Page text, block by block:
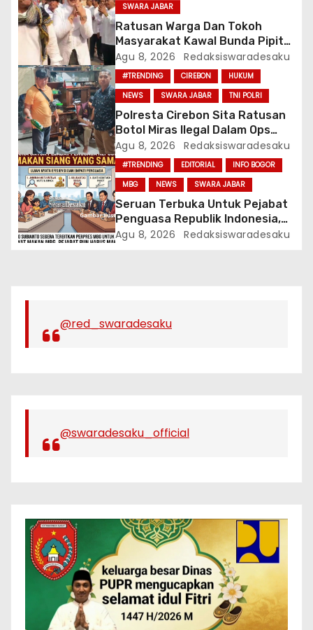
s
SWARA JABAR
Ratusan Warga Dan Tokoh
Masyarakat Kawal Bunda Pipit
Haryanti Resmi Daftar Calon
Kepala Desa Lambangsari
Kecamatan Tambun Selatan
Agu 8, 2026 Redaksiswaradesaku
#TRENDING CIREBON
HUKUM
NEWS
SWARA JABAR TNI POLRI
Polresta Cirebon Sita Ratusan
Botol Miras Ilegal Dalam Ops
Pekat
Agu 8, 2026 Redaksiswaradesaku
#TRENDING EDITORIAL
INFO BOGOR
MBG
NEWS SWARA JABAR
Seruan Terbuka Untuk Pejabat
Penguasa Republik Indonesia,
Makan Siang Yang Sama
Agu 8, 2026 Redaksiswaradesaku
@red_swaradesaku
@swaradesaku_official